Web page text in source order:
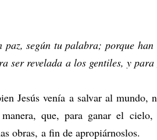
según tu palabra; porque
ser revelada a los gentiles, y
Jesús venía a salvar al mundo,
que, para ganar el
obras, a fin de apropiárnoslos.